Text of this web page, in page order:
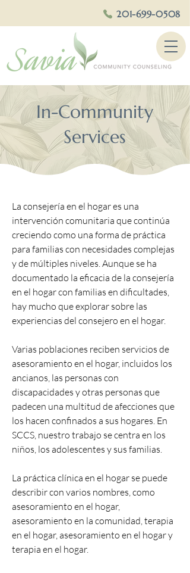
201-699-0508
In-Community
Services
La consejería en el hogar es una
intervención comunitaria que continúa
creciendo como una forma de práctica
para familias con necesidades complejas
y de múltiples niveles. Aunque se ha
documentado la eficacia de la consejería
en el hogar con familias en dificultades,
hay mucho que explorar sobre las
experiencias del consejero en el hogar.
Varias poblaciones reciben servicios de
asesoramiento en el hogar, incluidos los
ancianos, las personas con
discapacidades y otras personas que
padecen una multitud de afecciones que
los hacen confinados a sus hogares. En
SCCS, nuestro trabajo se centra en los
niños, los adolescentes y sus familias.
La práctica clínica en el hogar se puede
describir con varios nombres, como
asesoramiento en el hogar,
asesoramiento en la comunidad, terapia
en el hogar, asesoramiento en el hogar y
terapia en el hogar.